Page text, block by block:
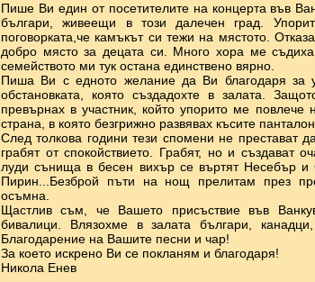
Пише Ви един от посетителите на концерта във
българи, живеещи в този далечен град.
поговорката,че камъкът си тежи на мястото.
добро място за децата си. Много хора ме
семейството ми тук остана единствено вярно.
Пиша Ви с едното желание да Ви благодаря за
обстановката, която създадохте в залата.
превърнах в участник, който упорито ме повлече
страна, в която безгрижно развявах късите
След толкова години тези спомени не престават
грабят от спокойствието. Грабят, но и създават
луди сънища в бесен вихър се въртят Несебър
Пирин...Безброй пъти на нощ прелитам през
осъмна.
Щастлив съм, че Вашето присъствие във
бивалици. Влязохме в залата българи,
Благодарение на Вашите песни и чар!
За което искрено Ви се покланям и благодаря!
Никола Енев